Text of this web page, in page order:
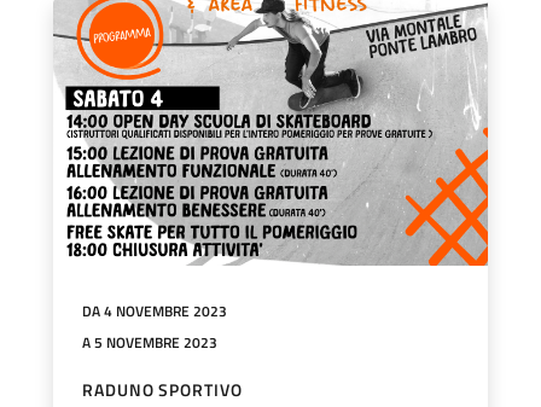
DA 4 NOVEMBRE 2023
A 5 NOVEMBRE 2023
RADUNO SPORTIVO